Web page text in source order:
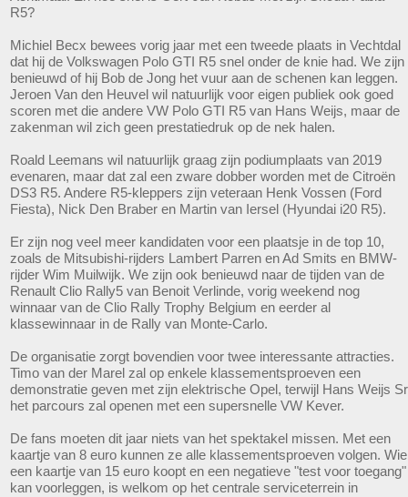
R5?
Michiel Becx bewees vorig jaar met een tweede plaats in Vechtdal
dat hij de Volkswagen Polo GTI R5 snel onder de knie had. We zijn
benieuwd of hij Bob de Jong het vuur aan de schenen kan leggen.
Jeroen Van den Heuvel wil natuurlijk voor eigen publiek ook goed
scoren met die andere VW Polo GTI R5 van Hans Weijs, maar de
zakenman wil zich geen prestatiedruk op de nek halen.
Roald Leemans wil natuurlijk graag zijn podiumplaats van 2019
evenaren, maar dat zal een zware dobber worden met de Citroën
DS3 R5. Andere R5-kleppers zijn veteraan Henk Vossen (Ford
Fiesta), Nick Den Braber en Martin van Iersel (Hyundai i20 R5).
Er zijn nog veel meer kandidaten voor een plaatsje in de top 10,
zoals de Mitsubishi-rijders Lambert Parren en Ad Smits en BMW-
rijder Wim Muilwijk. We zijn ook benieuwd naar de tijden van de
Renault Clio Rally5 van Benoit Verlinde, vorig weekend nog
winnaar van de Clio Rally Trophy Belgium en eerder al
klassewinnaar in de Rally van Monte-Carlo.
De organisatie zorgt bovendien voor twee interessante attracties.
Timo van der Marel zal op enkele klassementsproeven een
demonstratie geven met zijn elektrische Opel, terwijl Hans Weijs Sr
het parcours zal openen met een supersnelle VW Kever.
De fans moeten dit jaar niets van het spektakel missen. Met een
kaartje van 8 euro kunnen ze alle klassementsproeven volgen. Wie
een kaartje van 15 euro koopt en een negatieve "test voor toegang"
kan voorleggen, is welkom op het centrale serviceterrein in